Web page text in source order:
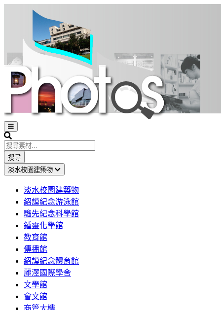
Open
sidebar
Search
搜尋
淡水校園建築物
淡水校園建築物
紹謨紀念游泳館
騮先紀念科學館
鍾靈化學館
教育館
傳播館
紹謨紀念體育館
麗澤國際學舍
文學館
會文館
商管大樓